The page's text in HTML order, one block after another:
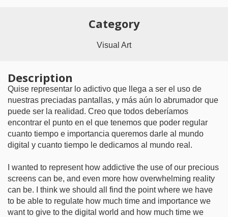
Category
Visual Art
Description
Quise representar lo adictivo que llega a ser el uso de
nuestras preciadas pantallas, y más aún lo abrumador que
puede ser la realidad. Creo que todos deberíamos
encontrar el punto en el que tenemos que poder regular
cuanto tiempo e importancia queremos darle al mundo
digital y cuanto tiempo le dedicamos al mundo real.
I wanted to represent how addictive the use of our precious
screens can be, and even more how overwhelming reality
can be. I think we should all find the point where we have
to be able to regulate how much time and importance we
want to give to the digital world and how much time we